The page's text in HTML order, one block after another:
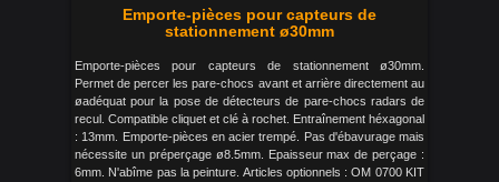
Emporte-pièces pour capteurs de
stationnement ø30mm
Emporte-pièces pour capteurs de stationnement ø30mm.
Permet de percer les pare-chocs avant et arrière directement au
øadéquat pour la pose de détecteurs de pare-chocs radars de
recul. Compatible cliquet et clé à rochet. Entraînement héxagonal
: 13mm. Emporte-pièces en acier trempé. Pas d'ébavurage mais
nécessite un préperçage ø8.5mm. Epaisseur max de perçage :
6mm. N'abîme pas la peinture. Articles optionnels : OM 0700 KIT